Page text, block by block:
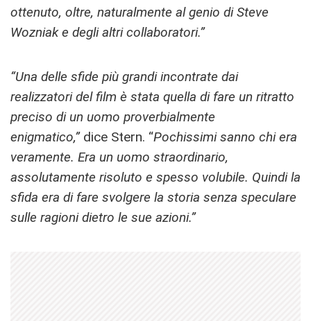
ottenuto, oltre, naturalmente al genio di Steve
Wozniak e degli altri collaboratori.”
“Una delle sfide più grandi incontrate dai
realizzatori del film è stata quella di fare un ritratto
preciso di un uomo proverbialmente
enigmatico,”dice Stern. “Pochissimi sanno chi era
veramente. Era un uomo straordinario,
assolutamente risoluto e spesso volubile. Quindi la
sfida era di fare svolgere la storia senza speculare
sulle ragioni dietro le sue azioni.”